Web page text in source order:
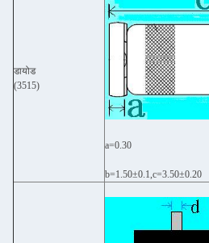
डायोड
(3515)
a=0.30
b=1.50±0.1,c=3.50±0.20